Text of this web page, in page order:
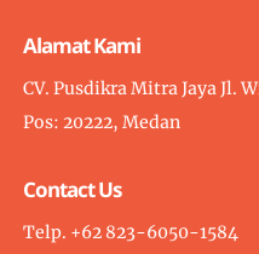
Alamat Kami
CV. Pusdikra Mitra Jaya Jl.
Pos: 20222, Medan
Contact Us
Telp. +62 823-6050-1584